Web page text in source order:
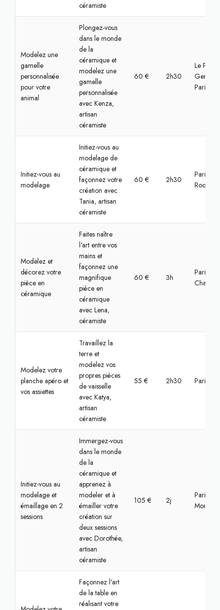
céramiste
Modelez une
gamelle
personnalisée
pour votre
animal
Plongez-vous
dans le monde
de la
céramique et
modelez une
gamelle
personnalisée
avec Kenza,
artisan
céramiste
60 € 2h30
Le Pré-
Gervais,
Paris
Initiez-vous au
modelage
Initiez-vous au
modelage de
céramique et
façonnez votre
création avec
Tania, artisan
céramiste
60 € 2h30
Paris,
Roquette
Modelez et
décorez votre
pièce en
céramique
Faites naître
l'art entre vos
mains et
façonnez une
magnifique
pièce en
céramique
avec Lena,
céramiste
60 € 3h
Paris,
Chaville
Modelez votre
planche apéro et
vos assiettes
Travaillez la
terre et
modelez vos
propres pièces
de vaisselle
avec Katya,
artisan
céramiste
55 € 2h30 Paris,
Initiez-vous au
modelage et
émaillage en 2
sessions
Immergez-vous
dans le monde
de la
céramique et
apprenez à
modeler et à
émailler votre
création sur
deux sessions
avec Dorothée,
artisan
céramiste
105 € 2j
Paris 14,
Façonnez l'art
de la table en
réalisant votre